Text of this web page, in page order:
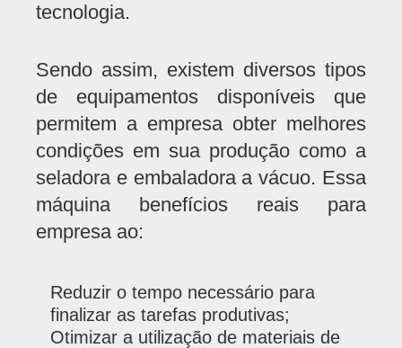
tecnologia.
Sendo assim, existem diversos tipos
de equipamentos disponíveis que
permitem a empresa obter melhores
condições em sua produção como a
seladora e embaladora a vácuo. Essa
máquina benefícios reais para
empresa ao:
Reduzir o tempo necessário para
finalizar as tarefas produtivas;
Otimizar a utilização de materiais de